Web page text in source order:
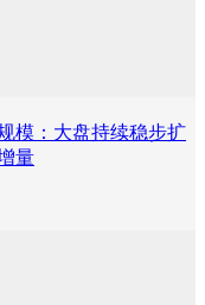
模：大盘持续稳步扩
量